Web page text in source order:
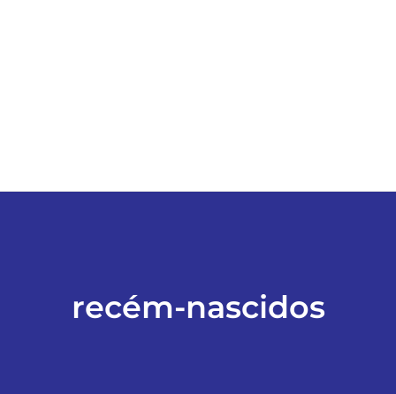
EDIÇÕES EM PDF
recém-nascidos